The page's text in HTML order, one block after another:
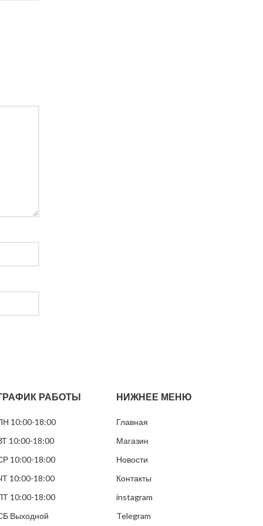
РАБОТЫ
10:00-18:00
10:00-18:00
10:00-18:00
10:00-18:00
10:00-18:00
Выходной
НИЖНЕЕ МЕНЮ
Главная
Магазин
Новости
Контакты
instagram
Telegram